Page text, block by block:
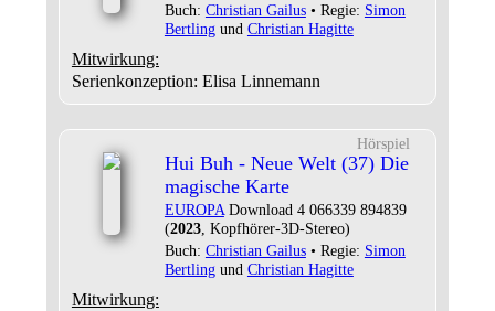
Buch: Christian Gailus• Regie: Simon
Bertlingund Christian Hagitte
Mitwirkung:
Serienkonzeption: Elisa Linnemann
Hörspiel
Hui Buh - Neue Welt (37) Die
magische Karte
EUROPADownload 4 066339 894839
(2023, Kopfhörer-3D-Stereo)
Buch: Christian Gailus• Regie: Simon
Bertlingund Christian Hagitte
Mitwirkung: